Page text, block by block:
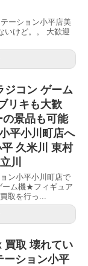
ーション小平店美
いけど。。 大歓迎
ジコン ゲーム
リキも大歓
景品も可能
平小川町店へ
久米川 東村
川
ン小平小川町店で
ム機★フィギュア
取を行っ...
買取 壊れてい
ーション小平